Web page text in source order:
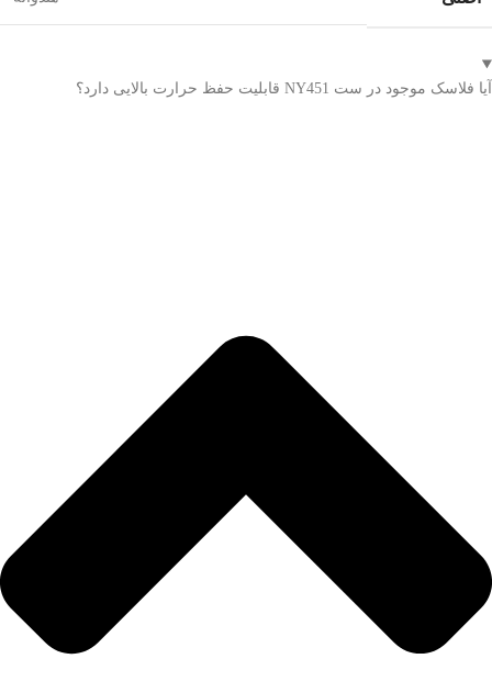
آیا فلاسک موجود در ست NY451 قابلیت حفظ حرارت بالایی دارد؟